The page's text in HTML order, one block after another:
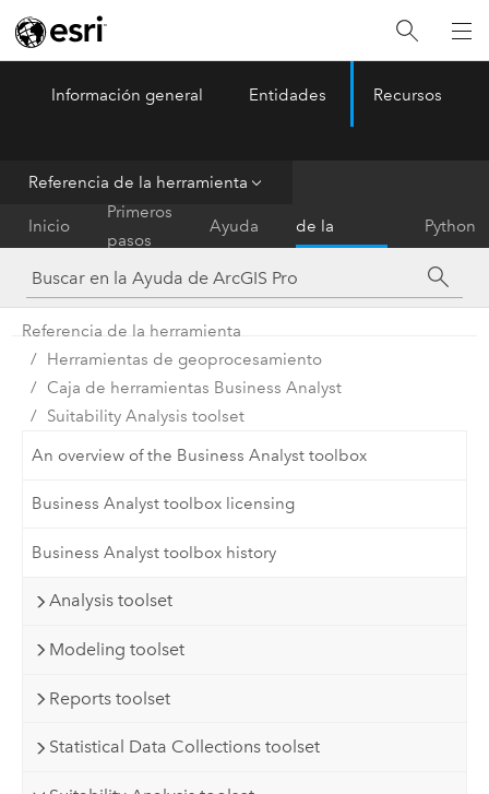
ArcGIS Pro Menu
Información general Entidades Recursos
Referencia de la herramienta
Inicio
Primeros
pasos
Ayuda
de la
herramienta
Python
Referencia de la herramienta
Herramientas de geoprocesamiento
Caja de herramientas Business Analyst
Suitability Analysis toolset
An overview of the Business Analyst toolbox
Business Analyst toolbox licensing
Business Analyst toolbox history
Analysis toolset
Modeling toolset
Reports toolset
Statistical Data Collections toolset